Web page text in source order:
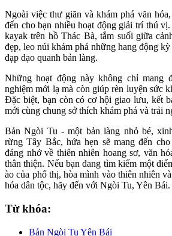
Ngoài việc thư giãn và khám phá văn
đến cho bạn nhiều hoạt động giải trí thú
kayak trên hồ Thác Bà, tắm suối giữa
đẹp, leo núi khám phá những hang động
đạp dạo quanh bản làng.
Những hoạt động này không chỉ mang
nghiệm mới lạ mà còn giúp rèn luyện sức
Đặc biệt, bạn còn có cơ hội giao lưu, kết
mới cùng chung sở thích khám phá và trải
Bản Ngòi Tu - một bản làng nhỏ bé,
rừng Tây Bắc, hứa hẹn sẽ mang đến
đáng nhớ về thiên nhiên hoang sơ, văn
thân thiện. Nếu bạn đang tìm kiếm một
ào của phố thị, hòa mình vào thiên nhiên
hóa dân tộc, hãy đến với Ngòi Tu, Yên Bái.
Từ khóa:
Bản Ngòi Tu Yên Bái